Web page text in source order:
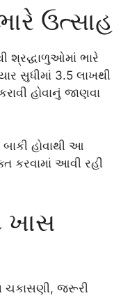
ઉત્સાહ
શ્રદ્ધાળુઓમાં ભારે
સુધીમાં 3.5 લાખથી
હોવાનું જાણવા
હોવાથી આ
કરવામાં આવી રહી
ખાસ
ચકાસણી, જરૂરી